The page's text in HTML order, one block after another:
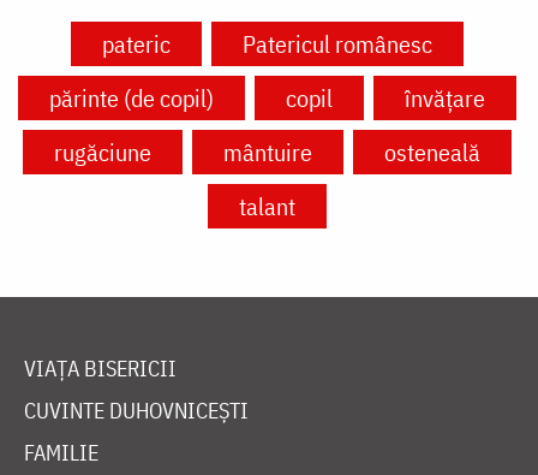
pateric
Patericul românesc
părinte (de copil)
copil
învățare
rugăciune
mântuire
osteneală
talant
VIAȚA BISERICII
CUVINTE DUHOVNICEȘTI
FAMILIE